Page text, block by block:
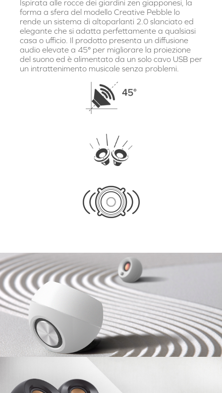
Ispirata alle rocce dei giardini zen giapponesi, la
forma a sfera del modello Creative Pebble lo
rende un sistema di altoparlanti 2.0 slanciato ed
elegante che si adatta perfettamente a qualsiasi
casa o ufficio. Il prodotto presenta un diffusione
audio elevate a 45° per migliorare la proiezione
del suono ed è alimentato da un solo cavo USB per
un intrattenimento musicale senza problemi.